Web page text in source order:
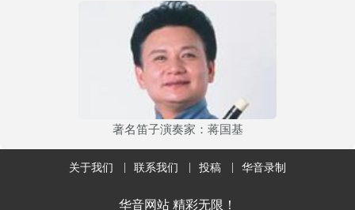
著名笛子演奏家：蒋国基
关于我们 联系我们 投稿 华音录制
华音网站 精彩无限！